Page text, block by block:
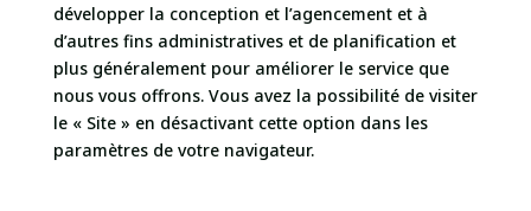
développer la conception et l’agencement et à
d’autres fins administratives et de planification et
plus généralement pour améliorer le service que
nous vous offrons. Vous avez la possibilité de visiter
le « Site » en désactivant cette option dans les
paramètres de votre navigateur.